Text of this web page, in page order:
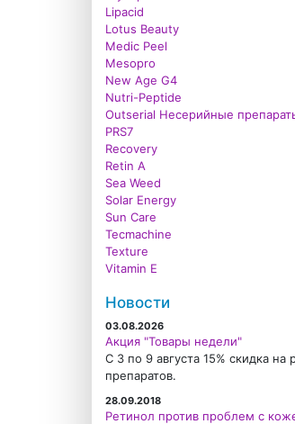
Lipacid
Lotus Beauty
Medic Peel
Mesopro
New Age G4
Nutri-Peptide
Outserial Несерийные
PRS7
Recovery
Retin A
Sea Weed
Solar Energy
Sun Care
Tecmachine
Texture
Vitamin E
Новости
03.08.2026
Акция "Товары недели"
С 3 по 9 августа 15% скидка на
препаратов.
28.09.2018
Ретинол против проблем с